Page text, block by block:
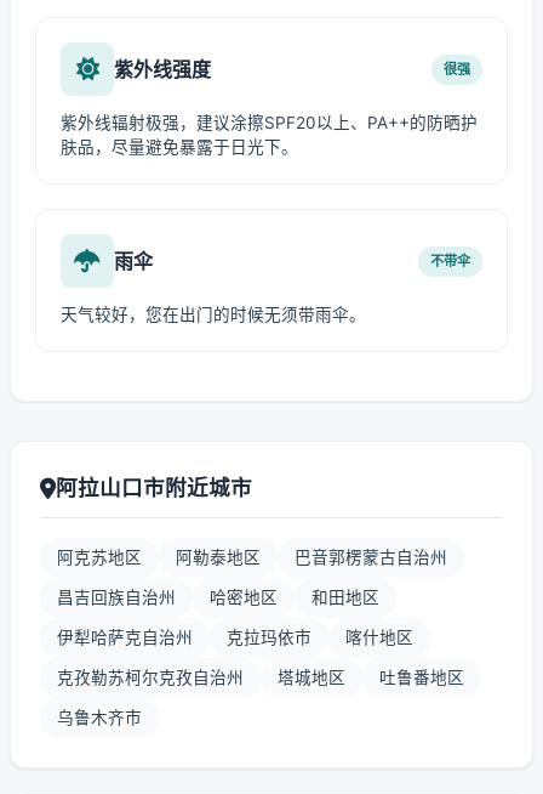
紫外线强度 很强
紫外线辐射极强，建议涂擦SPF20以上、PA++的防晒护
肤品，尽量避免暴露于日光下。
雨伞 不带伞
天气较好，您在出门的时候无须带雨伞。
阿拉山口市附近城市
阿克苏地区 阿勒泰地区 巴音郭楞蒙古自治州
昌吉回族自治州 哈密地区 和田地区
伊犁哈萨克自治州 克拉玛依市 喀什地区
克孜勒苏柯尔克孜自治州 塔城地区 吐鲁番地区
乌鲁木齐市